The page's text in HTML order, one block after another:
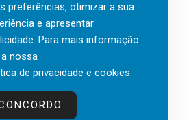
talento místico.»
três décadas nas áreas de
Vendas e Liderança, Manuel
da...
preferências, otimizar a sua
e apresentar
Para mais informação
nossa
de privacidade e cookies.